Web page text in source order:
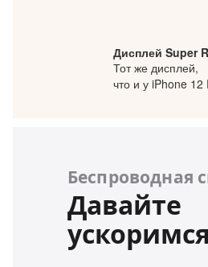
Дисплей Super
Тот же дисплей,
что и у iPhone 12
Беспроводная
Давайте